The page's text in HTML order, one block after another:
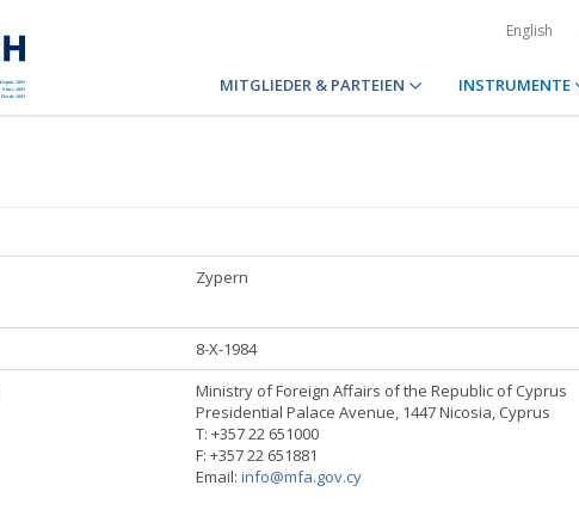
English
MITGLIEDER & PARTEIEN INSTRUMENTE
Zypern
8-X-1984
Ministry of Foreign Affairs of the Republic of Cyprus
Presidential Palace Avenue, 1447 Nicosia, Cyprus
T: +357 22 651000
F: +357 22 651881
Email: info@mfa.gov.cy